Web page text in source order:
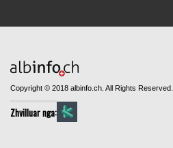
Copyright © 2018 albinfo.ch. All Rights Reserved.
Zhvilluar nga: